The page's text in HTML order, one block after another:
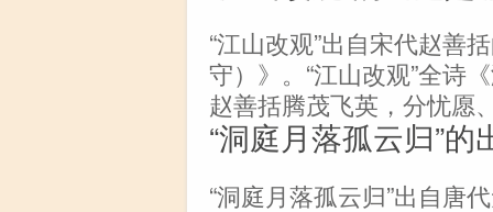
“江山改观”出自宋代赵善
守）》。“江山改观”全诗
赵善括腾茂飞英，分忧愿
“洞庭月落孤云归”的
“洞庭月落孤云归”出自唐